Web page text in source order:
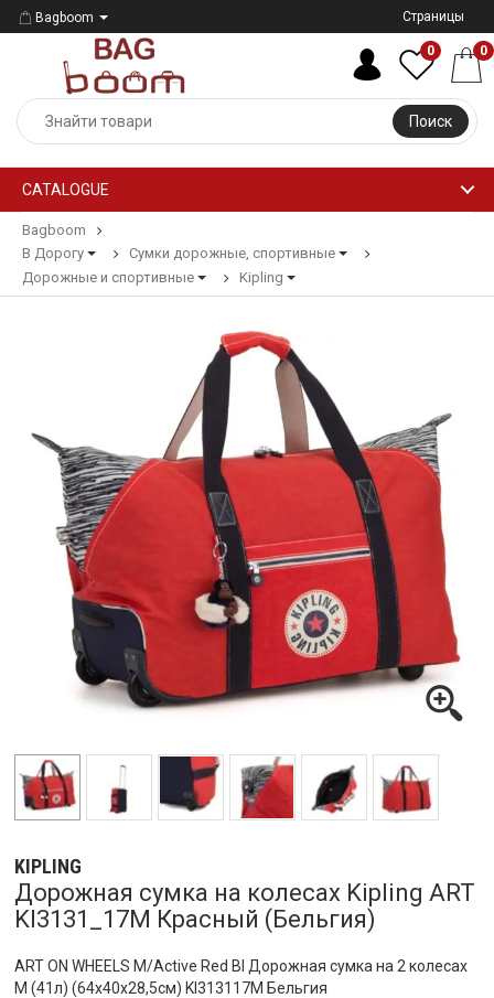
Bagboom Страницы
Поиск
0 0
CATALOGUE
Bagboom
В Дорогу
Сумки дорожные, спортивные
Дорожные и спортивные
Kipling
KIPLING
Дорожная сумка на колесах Kipling ART
KI3131_17M Красный (Бельгия)
ART ON WHEELS M/Active Red Bl Дорожная сумка на 2 колесах
M (41л) (64x40x28,5см) KI313117M Бельгия